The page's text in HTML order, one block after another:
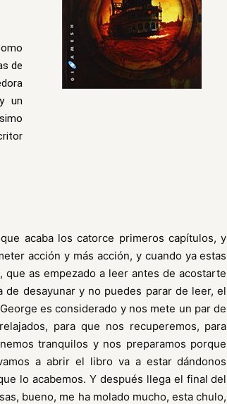
de
un
acaba los catorce primeros capítulos, y
acción y más acción, y cuando ya estas
que as empezado a leer antes de acostarte
de desayunar y no puedes parar de leer, el
es considerado y nos mete un par de
para que nos recuperemos, para
tranquilos y nos preparamos porque
a abrir el libro va a estar dándonos
lo acabemos. Y después llega el final del
bueno, me ha molado mucho, esta chulo,